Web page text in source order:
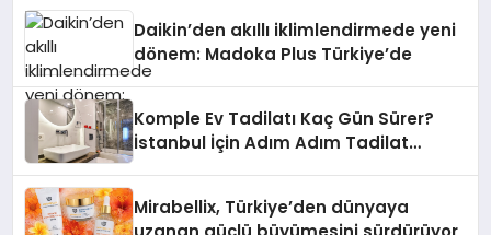
Daikin’den akıllı iklimlendirmede yeni
dönem: Madoka Plus Türkiye’de
Komple Ev Tadilatı Kaç Gün Sürer?
İstanbul İçin Adım Adım Tadilat
Mirabellix, Türkiye’den dünyaya